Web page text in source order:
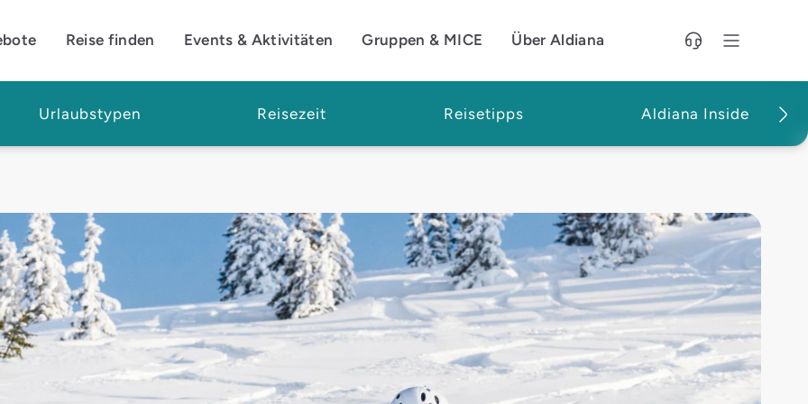
Reise finden Events & Aktivitäten Gruppen & MICE Über Aldiana
Urlaubstypen Reisezeit Reisetipps Aldiana Inside